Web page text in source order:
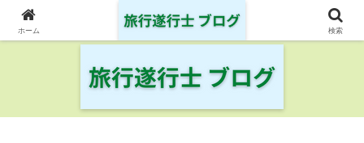
日本の鉄道・空港を制覇した旅行遂行士の旅の記録
ホーム 検索